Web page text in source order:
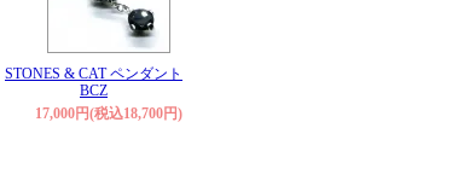
STONES & CAT ペンダント
BCZ
17,000円(税込18,700円)